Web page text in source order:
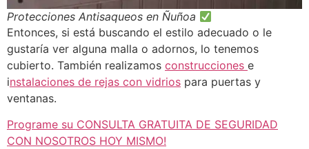
Protecciones Antisaqueos en Ñuñoa
Entonces, si está buscando el estilo adecuado o le
gustaría ver alguna malla o adornos, lo tenemos
cubierto. También realizamos construcciones e
instalaciones de rejas con vidrios para puertas y
ventanas.
Programe su CONSULTA GRATUITA DE SEGURIDAD
CON NOSOTROS HOY MISMO!